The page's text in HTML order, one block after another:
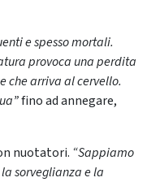
e spesso mortali.
provoca una perdita
che arriva al cervello.
fino ad annegare,
nuotatori. “Sappiamo
sorveglianza e la